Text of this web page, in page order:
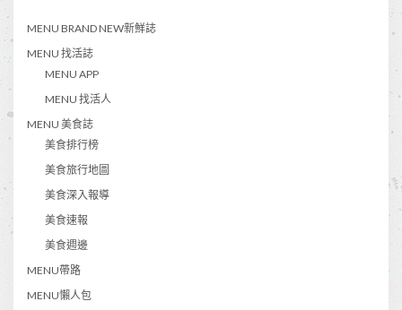
MENU BRAND NEW新鮮誌
MENU 找活誌
MENU APP
MENU 找活人
MENU 美食誌
美食排行榜
美食旅行地圖
美食深入報導
美食速報
美食週邊
MENU帶路
MENU懶人包